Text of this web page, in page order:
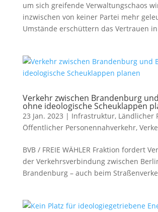
um sich greifende Verwaltungschaos
inzwischen von keiner Partei mehr
Umstände erschüttern das Vertrauen
Verkehr zwischen Brandenburg
ohne ideologische Scheuklappen
23 Jan. 2023 | Infrastruktur, Ländlicher
Öffentlicher Personennahverkehr,
BVB / FREIE WÄHLER Fraktion fordert
der Verkehrsverbindung zwischen
Brandenburg – auch beim